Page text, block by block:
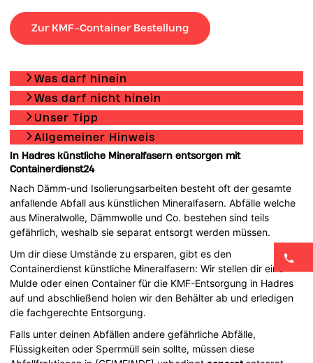
Zur KMF-Container Bestellung
Was darf hinein
Was darf nicht hinein
Unser Tipp
Allgemeiner Hinweis
In Hadres künstliche Mineralfasern entsorgen mit
Containerdienst24
Nach Dämm-und Isolierungsarbeiten besteht oft der gesamte
anfallende Abfall aus künstlichen Mineralfasern. Abfälle welche
aus Mineralwolle, Dämmwolle und Co. bestehen sind teils
gefährlich, weshalb sie separat entsorgt werden müssen.
Um dir diese Umstände zu ersparen, gibt es den
Containerdienst künstliche Mineralfasern: Wir stellen dir eine
Mulde oder einen Container für die KMF-Entsorgung in Hadres
auf und abschließend holen wir den Behälter ab und erledigen
die fachgerechte Entsorgung.
Falls unter deinen Abfällen andere gefährliche Abfälle,
Flüssigkeiten oder Sperrmüll sein sollte, müssen diese